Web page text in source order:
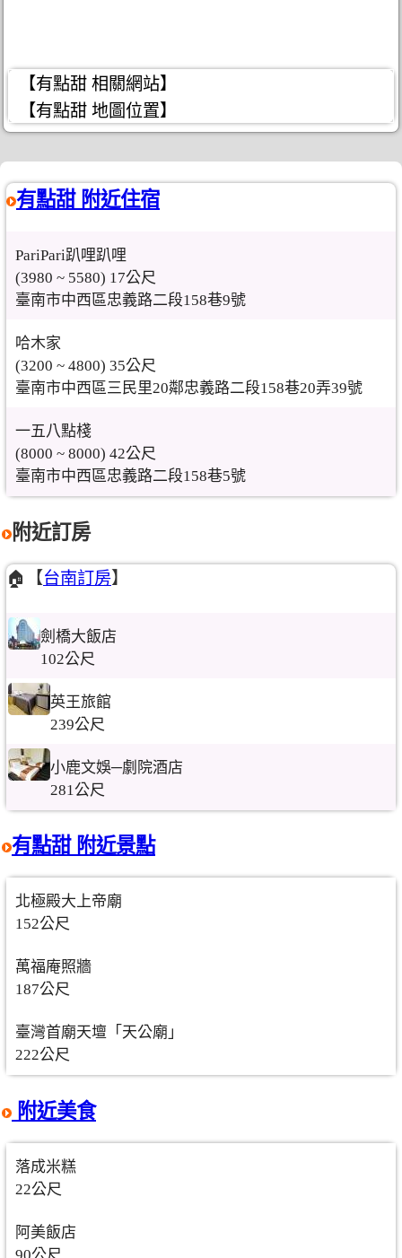
【有點甜 相關網站】
【有點甜 地圖位置】
有點甜 附近住宿
PariPari趴哩趴哩
(3980 ~ 5580) 17公尺
臺南市中西區忠義路二段158巷9號
哈木家
(3200 ~ 4800) 35公尺
臺南市中西區三民里20鄰忠義路二段158巷20弄39號
一五八點棧
(8000 ~ 8000) 42公尺
臺南市中西區忠義路二段158巷5號
附近訂房
🏠【台南訂房】
劍橋大飯店
102公尺
英王旅館
239公尺
小鹿文娛─劇院酒店
281公尺
有點甜 附近景點
北極殿大上帝廟
152公尺
萬福庵照牆
187公尺
臺灣首廟天壇「天公廟」
222公尺
附近美食
落成米糕
22公尺
阿美飯店